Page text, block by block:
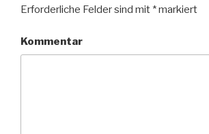
Erforderliche Felder sind mit *markiert
Kommentar